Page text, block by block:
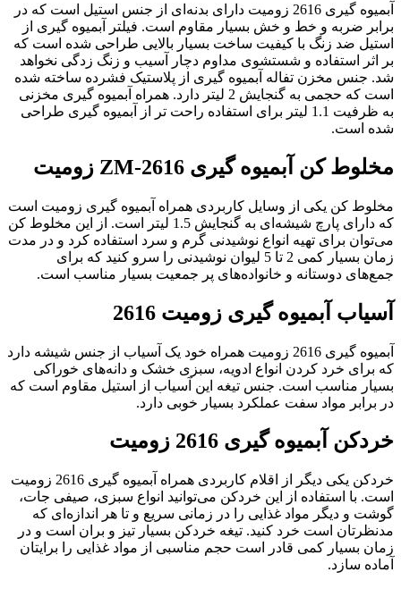
آبمیوه گیری 2616 زومیت دارای بدنه‌ای از جنس استیل است که در
برابر ضربه و خط و خش بسیار مقاوم است. فیلتر آبمیوه گیری از
استیل ضد زنگ با کیفیت ساخت بسیار بالایی طراحی شده است که
بر اثر استفاده و شستشوی مداوم دچار آسیب و زنگ زدگی نخواهد
شد. جنس مخزن تفاله آبمیوه گیری از پلاستیک فشرده ساخته شده
است که حجمی به گنجایش 2 لیتر دارد. همراه آبمیوه گیری مخزنی
به ظرفیت 1.1 لیتر برای استفاده راحت تر از آبمیوه گیری طراحی
شده است.
مخلوط کن آبمیوه گیری ZM-2616 زومیت
مخلوط کن یکی از وسایل کاربردی همراه آبمیوه گیری زومیت است
که دارای پارچ شیشه‌ای به گنجایش 1.5 لیتر است. از این مخلوط کن
می‌توان برای تهیه انواع نوشیدنی گرم و سرد استفاده کرد و در مدت
زمان بسیار کمی 2 تا 5 لیوان نوشیدنی را سرو کنید که برای
جمع‌های دوستانه و خانواده‌های پر جمعیت بسیار مناسب است.
آسیاب آبمیوه گیری زومیت 2616
آبمیوه گیری 2616 زومیت همراه خود یک آسیاب از جنس شیشه دارد
که برای خرد کردن انواع ادویه، سبزی خشک و دانه‌های خوراکی
بسیار مناسب است. جنس تیغه این آسیاب از استیل مقاوم است که
در برابر مواد سفت عملکرد بسیار خوبی دارد.
خردکن آبمیوه گیری 2616 زومیت
خردکن یکی دیگر از اقلام کاربردی همراه آبمیوه گیری 2616 زومیت
است. با استفاده از این خردکن می‌توانید انواع سبزی، صیفی جات،
گوشت و دیگر مواد غذایی را در زمانی سریع و تا هر اندازه‌ای که
مدنظرتان است خرد کنید. تیغه خردکن بسیار تیز و بران است و در
زمان بسیار کمی قادر است حجم مناسبی از مواد غذایی را برایتان
آماده سازد.